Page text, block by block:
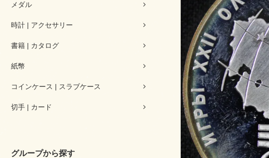
メダル
時計 | アクセサリー
書籍 | カタログ
紙幣
コインケース | スラブケース
切手 | カード
グループから探す